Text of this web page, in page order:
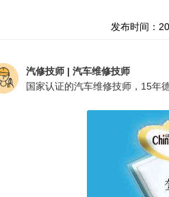
发布时间：
汽修技师 | 汽车维修技师